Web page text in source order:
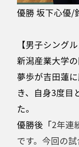
優勝 坂下心優/
【男子シングル
新潟産業大学
夢歩が吉田蓮
き、自身3度目
た。
優勝後「2年連
です。 今回の